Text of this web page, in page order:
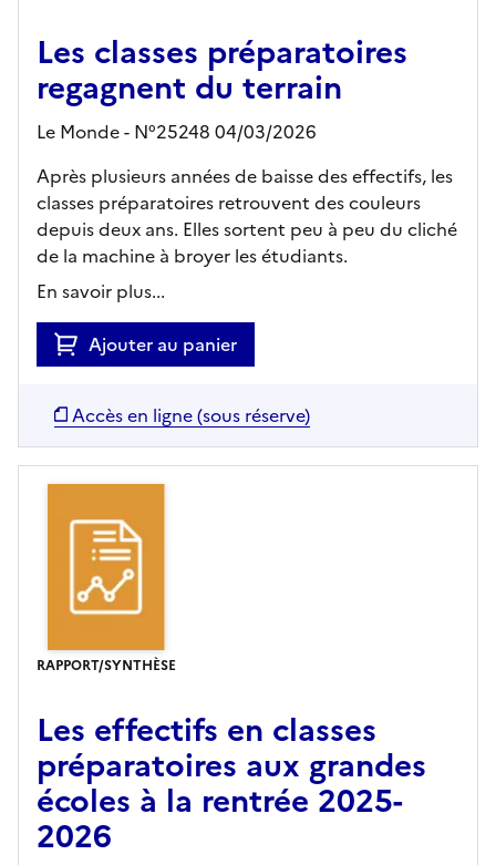
Les classes préparatoires
regagnent du terrain
Le Monde - N°25248 04/03/2026
Après plusieurs années de baisse des effectifs, les
classes préparatoires retrouvent des couleurs
depuis deux ans. Elles sortent peu à peu du cliché
de la machine à broyer les étudiants.
En savoir plus...
Ajouter au panier
Accès en ligne (sous réserve)
RAPPORT/SYNTHÈSE
Les effectifs en classes
préparatoires aux grandes
écoles à la rentrée 2025-
2026